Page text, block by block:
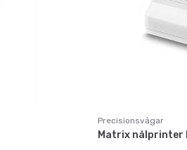
Precisionsvågar
Matrix nålprinter